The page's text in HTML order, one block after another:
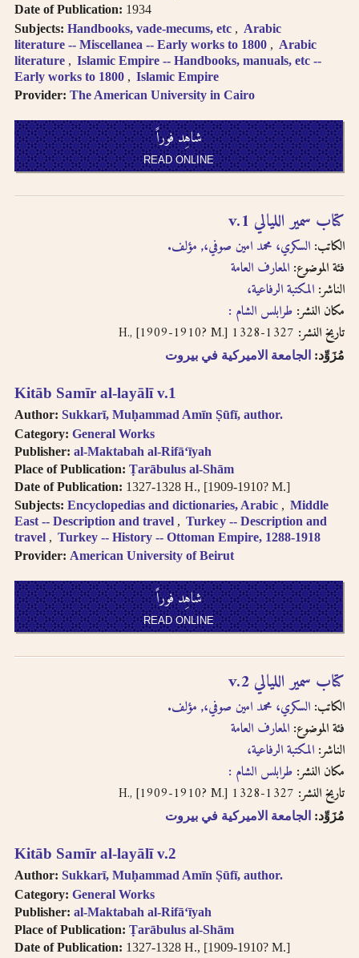
Date of Publication: 1934
Subjects: Handbooks, vade-mecums, etc
Arabic
literature -- Miscellanea -- Early works to 1800
Arabic
literature
Islamic Empire -- Handbooks, manuals, etc --
Early works to 1800
Islamic Empire
Provider: The American University in Cairo
شاهِد فوراً
READ ONLINE
Kitāb Samīr al-layālī v.1
Author: Sukkarī, Muḥammad Amīn Ṣūfī, author.
Category: General Works
Publisher: al-Maktabah al-Rifāʻīyah
Place of Publication: Ṭarābulus al-Shām
Date of Publication: 1327-1328 H., [1909-1910? M.]
Subjects: Encyclopedias and dictionaries, Arabic
Middle
East -- Description and travel
Turkey -- Description and
travel
Turkey -- History -- Ottoman Empire, 1288-1918
Provider: American University of Beirut
شاهِد فوراً
READ ONLINE
كتاب سمير الليالي v.1
الكاتب: السكري، محمد امين صوفي،, مؤلف.
فئة الموضوع: المعارف العامة
الناشر: المكتبة الرفاعية،
مكان النشر: طرابلس الشام :
تاريخ النشر:
مُزَوِّد: الجامعة الاميركية في بيروت
Kitāb Samīr al-layālī v.2
Author: Sukkarī, Muḥammad Amīn Ṣūfī, author.
Category: General Works
Publisher: al-Maktabah al-Rifāʻīyah
Place of Publication: Ṭarābulus al-Shām
Date of Publication: 1327-1328 H., [1909-1910? M.]
كتاب سمير الليالي v.2
الكاتب: السكري، محمد امين صوفي،, مؤلف.
فئة الموضوع: المعارف العامة
الناشر: المكتبة الرفاعية،
مكان النشر: طرابلس الشام :
تاريخ النشر:
مُزَوِّد: الجامعة الاميركية في بيروت